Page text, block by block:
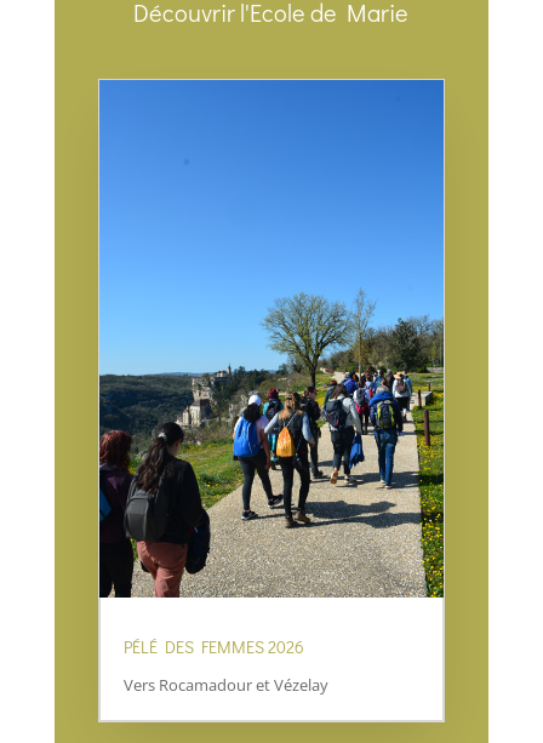
Découvrir l'Ecole de Marie
PÉLÉ DES FEMMES 2026
Vers Rocamadour et Vézelay